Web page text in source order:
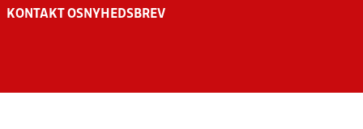
KONTAKT OS NYHEDSBREV